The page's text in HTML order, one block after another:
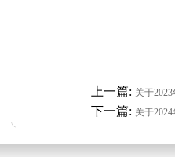
上一篇: 关于
下一篇: 关于